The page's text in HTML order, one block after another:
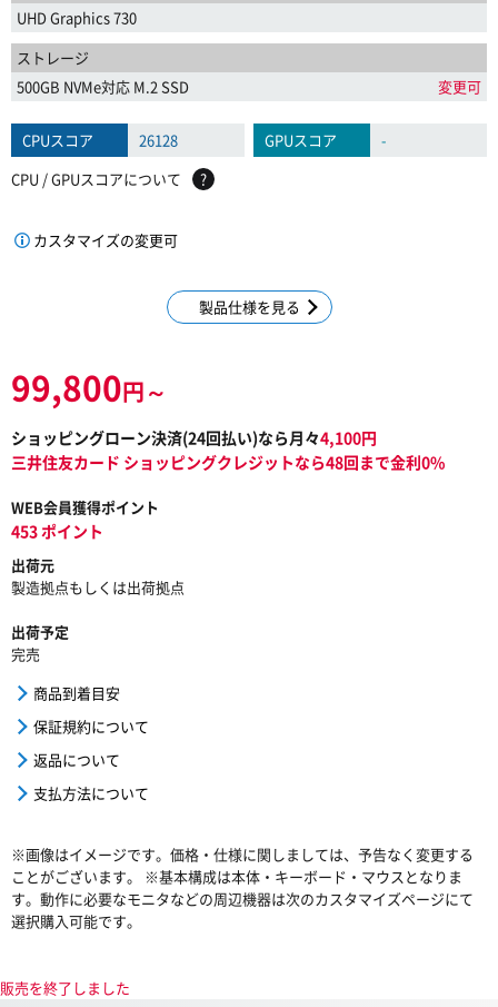
UHD Graphics 730
ストレージ
500GB NVMe対応 M.2 SSD
変更可
CPUスコア 26128 GPUスコア
-
CPU / GPUスコアについて
?
カスタマイズの変更可
製品仕様を見る
99,800円～
ショッピングローン決済(24回払い)なら月々4,100円
三井住友カード ショッピングクレジットなら48回まで金利0%
WEB会員獲得ポイント
453 ポイント
出荷元
製造拠点もしくは出荷拠点
出荷予定
完売
商品到着目安
保証規約について
返品について
支払方法について
※画像はイメージです。価格・仕様に関しましては、予告なく変更する
ことがございます。 ※基本構成は本体・キーボード・マウスとなりま
す。動作に必要なモニタなどの周辺機器は次のカスタマイズページにて
選択購入可能です。
販売を終了しました